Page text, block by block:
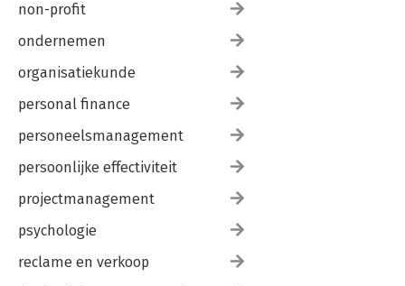
non-profit
ondernemen
organisatiekunde
personal finance
personeelsmanagement
persoonlijke effectiviteit
projectmanagement
psychologie
reclame en verkoop